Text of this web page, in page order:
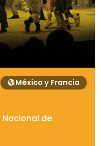
México y Francia
Nacional de